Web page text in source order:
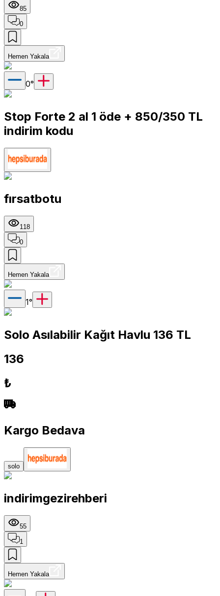
85
0
Hemen Yakala
0°
Stop Forte 2 al 1 öde + 850/350 TL
indirim kodu
fırsatbotu
118
0
Hemen Yakala
1°
Solo Asılabilir Kağıt Havlu 136 TL
136
₺
Kargo Bedava
solo
indirimgezirehberi
55
1
Hemen Yakala